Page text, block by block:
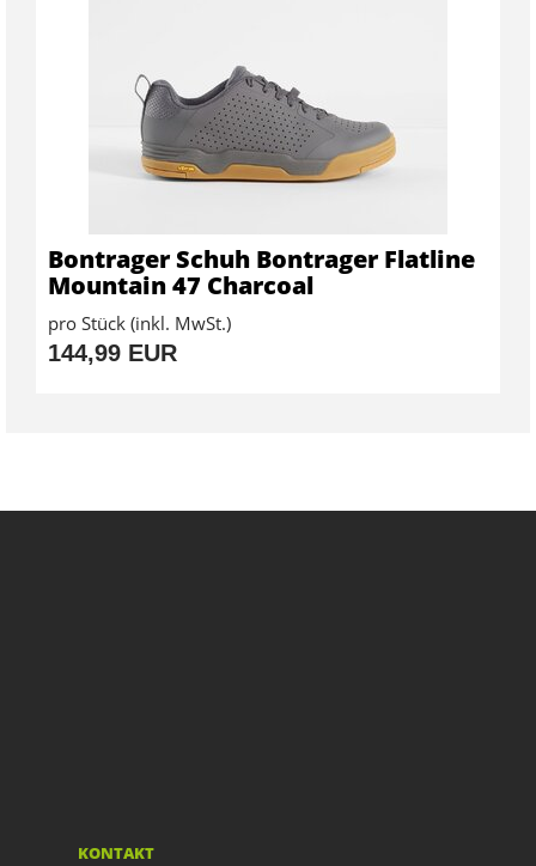
Bontrager Schuh Bontrager Flatline
Mountain 47 Charcoal
pro Stück (inkl. MwSt.)
144,99 EUR
KONTAKT